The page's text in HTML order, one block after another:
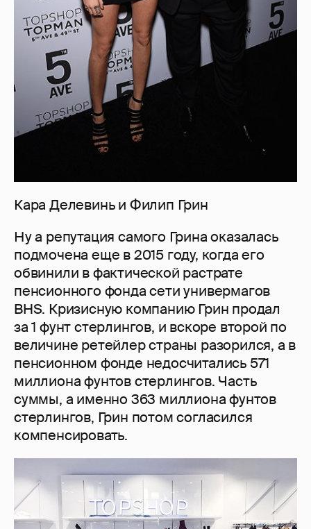
Кара Делевинь и Филип Грин
Ну а репутация самого Грина оказалась
подмочена еще в 2015 году, когда его
обвинили в фактической растрате
пенсионного фонда сети универмагов
BHS. Кризисную компанию Грин продал
за 1 фунт стерлингов, и вскоре второй по
величине ретейлер страны разорился, а в
пенсионном фонде недосчитались 571
миллиона фунтов стерлингов. Часть
суммы, а именно 363 миллиона фунтов
стерлингов, Грин потом согласился
компенсировать.